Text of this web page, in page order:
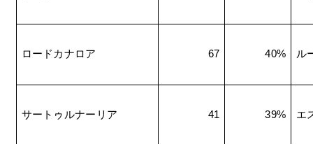
ロードカナロア 67 40% ル
サートゥルナーリア 41 39% エ